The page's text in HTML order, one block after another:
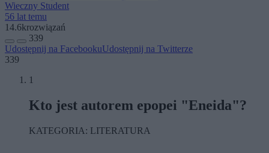
Wieczny Student
56 lat temu
14.6krozwiązań
339
Udostępnij na FacebookuUdostępnij na Twitterze
339
1
Kto jest autorem epopei "Eneida"?
KATEGORIA: LITERATURA